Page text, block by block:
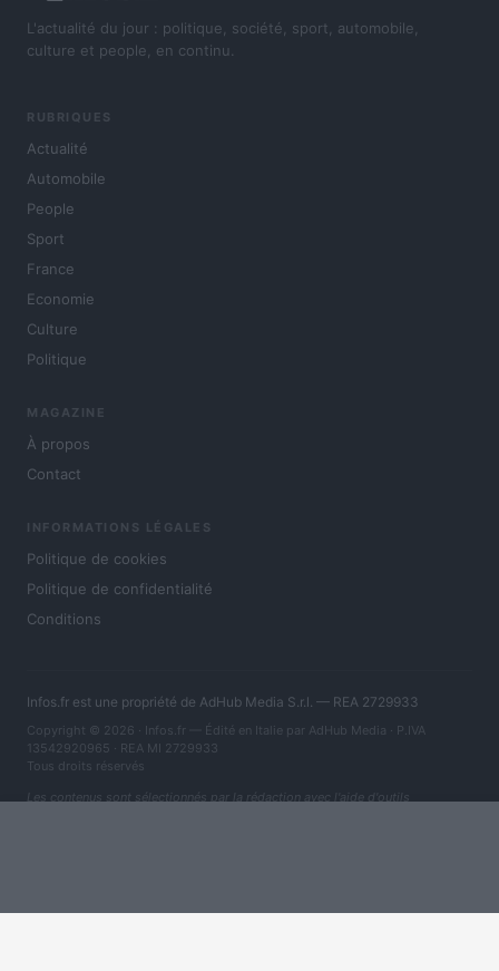
L'actualité du jour : politique, société, sport, automobile,
culture et people, en continu.
RUBRIQUES
Actualité
Automobile
People
Sport
France
Economie
Culture
Politique
MAGAZINE
À propos
Contact
INFORMATIONS LÉGALES
Politique de cookies
Politique de confidentialité
Conditions
Infos.fr est une propriété de AdHub Media S.r.l. — REA 2729933
Copyright © 2026 · Infos.fr — Édité en Italie par AdHub Media · P.IVA
13542920965 · REA MI 2729933
Tous droits réservés
Les contenus sont sélectionnés par la rédaction avec l'aide d'outils